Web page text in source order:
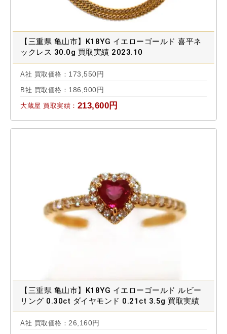
【三重県 亀山市】K18YG イエローゴールド 喜平ネ
ックレス 30.0g 買取実績 2023.10
A社 買取価格： 173,550円
B社 買取価格： 186,900円
大蔵屋 買取実績： 213,600円
【三重県 亀山市】K18YG イエローゴールド ルビー
リング 0.30ct ダイヤモンド 0.21ct 3.5g 買取実績
2024.04
A社 買取価格： 26,160円